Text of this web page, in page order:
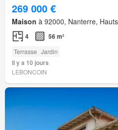
269 000 €
Maison à 92000, Nanterre,
4 56 m²
Terrasse Jardin
Il y a 10 jours
LEBONCOIN